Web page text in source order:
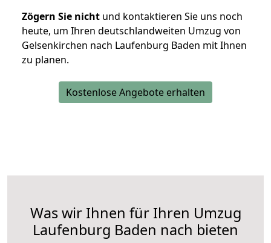
Zögern Sie nicht und kontaktieren Sie uns noch
heute, um Ihren deutschlandweiten Umzug von
Gelsenkirchen nach Laufenburg Baden mit Ihnen
zu planen.
Kostenlose Angebote erhalten
Was wir Ihnen für Ihren Umzug
Laufenburg Baden nach bieten